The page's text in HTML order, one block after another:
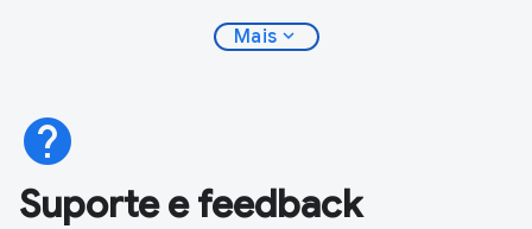
Mais expand_more
help
Suporte e feedback